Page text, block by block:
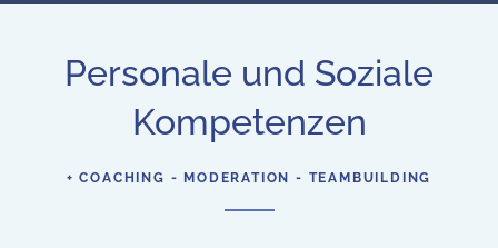
Personale und Soziale
Kompetenzen
+ COACHING - MODERATION - TEAMBUILDING